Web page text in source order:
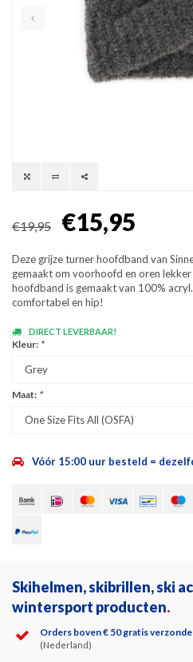
€19,95 €15,95
Deze grijze turner hoofdband van
gemaakt om voorhoofd en oren
hoofdband is gemaakt van 100%
comfortabel en hip!
DIRECT LEVERBAAR!
Kleur: *
Grey
Maat: *
One Size Fits All (OSFA)
Vóór 15:00 uur besteld =
Skihelmen, skibrillen, ski
wintersport producten.
Orders boven € 50 gratis
(Nederland)